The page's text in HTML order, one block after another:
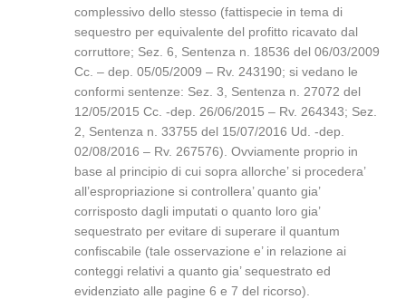
complessivo dello stesso (fattispecie in tema di
sequestro per equivalente del profitto ricavato dal
corruttore; Sez. 6, Sentenza n. 18536 del 06/03/2009
Cc. – dep. 05/05/2009 – Rv. 243190; si vedano le
conformi sentenze: Sez. 3, Sentenza n. 27072 del
12/05/2015 Cc. -dep. 26/06/2015 – Rv. 264343; Sez.
2, Sentenza n. 33755 del 15/07/2016 Ud. -dep.
02/08/2016 – Rv. 267576). Ovviamente proprio in
base al principio di cui sopra allorche’ si procedera’
all’espropriazione si controllera’ quanto gia’
corrisposto dagli imputati o quanto loro gia’
sequestrato per evitare di superare il quantum
confiscabile (tale osservazione e’ in relazione ai
conteggi relativi a quanto gia’ sequestrato ed
evidenziato alle pagine 6 e 7 del ricorso).